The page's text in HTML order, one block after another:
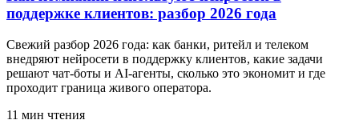
поддержке клиентов: разбор 2026 года
Свежий разбор 2026 года: как банки, ритейл и телеком
внедряют нейросети в поддержку клиентов, какие задачи
решают чат-боты и AI-агенты, сколько это экономит и где
проходит граница живого оператора.
11 мин чтения